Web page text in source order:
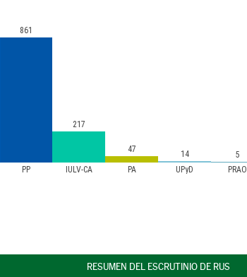
PP IULV-CA PA UPyD PRAO
861
217
47 14 5
RESUMEN DEL ESCRUTINIO DE RUS